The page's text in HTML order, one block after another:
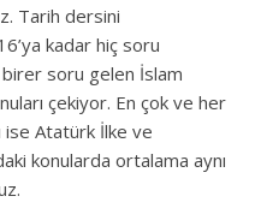
Tarih dersini
kadar hiç soru
soru gelen İslam
çekiyor. En çok ve her
Atatürk İlke ve
konularda ortalama aynı